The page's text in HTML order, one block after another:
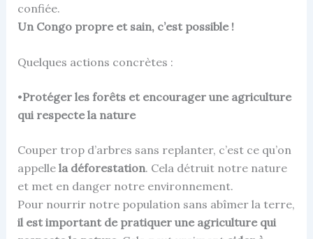
confiée.
Un Congo propre et sain, c’est possible !
Quelques actions concrètes :
•Protéger les forêts et encourager une agriculture
qui respecte la nature
Couper trop d’arbres sans replanter, c’est ce qu’on
appelle la déforestation. Cela détruit notre nature
et met en danger notre environnement.
Pour nourrir notre population sans abîmer la terre,
il est important de pratiquer une agriculture qui